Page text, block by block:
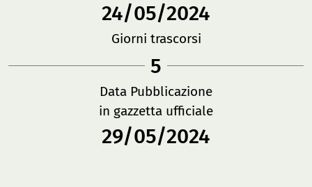
24/05/2024
Giorni trascorsi
5
Data Pubblicazione
in gazzetta ufficiale
29/05/2024